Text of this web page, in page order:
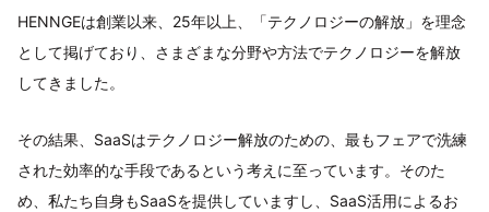
HENNGEは創業以来、25年以上、「テクノロジーの解放」を理念
として掲げており、さまざまな分野や方法でテクノロジーを解放
してきました。
その結果、SaaSはテクノロジー解放のための、最もフェアで洗練
された効率的な手段であるという考えに至っています。そのた
め、私たち自身もSaaSを提供していますし、SaaS活用によるお